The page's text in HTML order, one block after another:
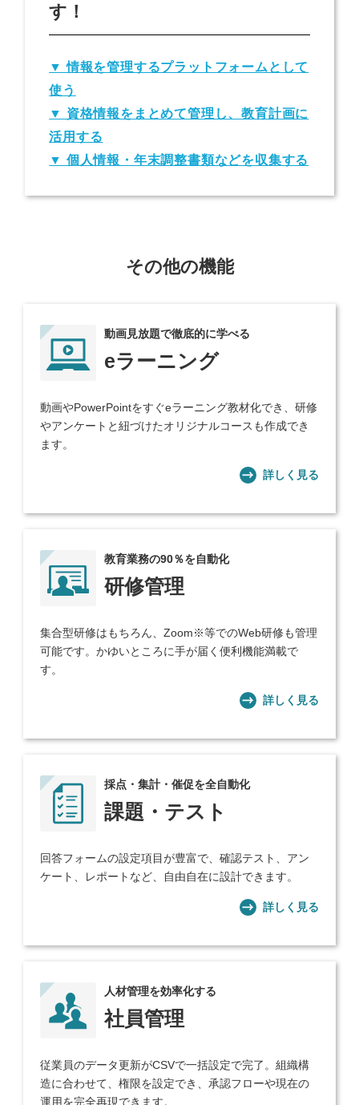
す！
▼ 情報を管理するプラットフォームとして
使う
▼ 資格情報をまとめて管理し、教育計画に
活用する
▼ 個人情報・年末調整書類などを収集する
その他の機能
動画見放題で徹底的に学べる
eラーニング
動画やPowerPointをすぐeラーニング教材化でき、研修
やアンケートと紐づけたオリジナルコースも作成でき
ます。
詳しく見る
教育業務の90％を自動化
研修管理
集合型研修はもちろん、Zoom※等でのWeb研修も管理
可能です。かゆいところに手が届く便利機能満載で
す。
詳しく見る
採点・集計・催促を全自動化
課題・テスト
回答フォームの設定項目が豊富で、確認テスト、アン
ケート、レポートなど、自由自在に設計できます。
詳しく見る
人材管理を効率化する
社員管理
従業員のデータ更新がCSVで一括設定で完了。組織構
造に合わせて、権限を設定でき、承認フローや現在の
運用を完全再現できます。